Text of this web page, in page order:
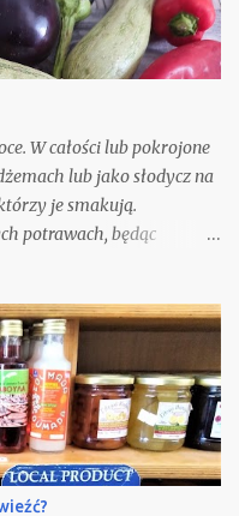
W całości lub pokrojone
lub jako słodycz na
je smakują.
potrawach, będąc